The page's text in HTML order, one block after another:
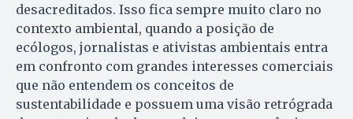
desacreditados. Isso fica sempre muito claro no
contexto ambiental, quando a posição de
ecólogos, jornalistas e ativistas ambientais entra
em confronto com grandes interesses comerciais
que não entendem os conceitos de
sustentabilidade e possuem uma visão retrógrada